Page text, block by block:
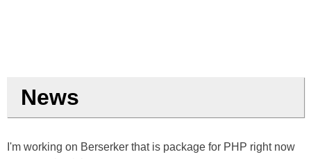
News
I'm working on Berserker that is package for PHP right now